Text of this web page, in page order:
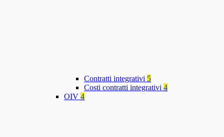
Contratti integrativi 5
Costi contratti integrativi 4
OIV 4